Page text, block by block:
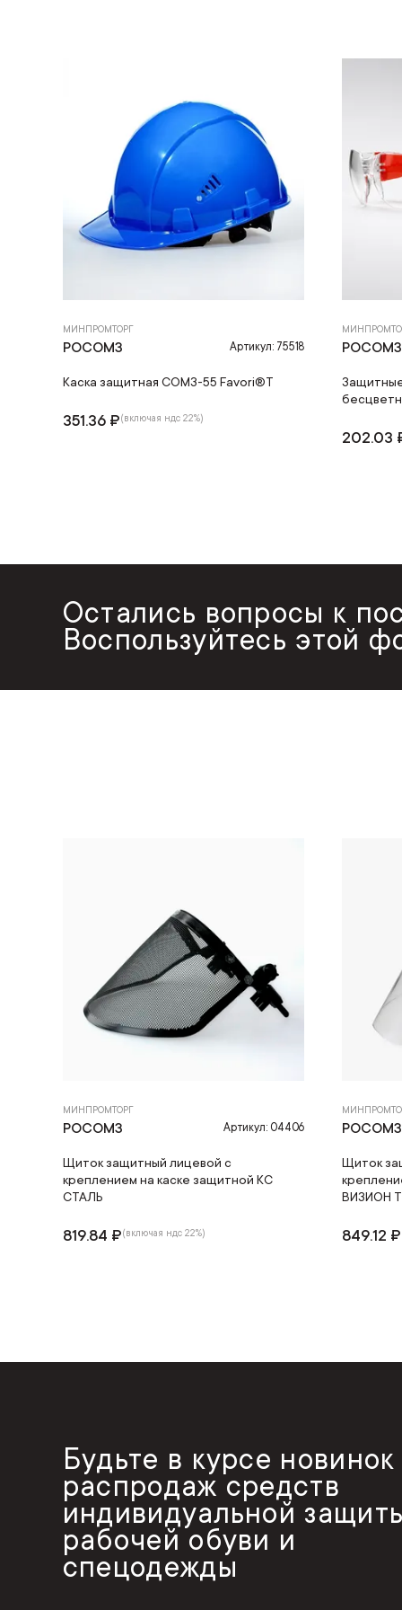
МИНПРОМТОРГ
РОСОМЗ Артикул: 75518
Каска защитная СОМЗ-55 Favori®T
351.36 ₽(включая ндс 22%)
РОСОМЗ
Защитные
202.03
Остались вопросы к
Воспользуйтесь этой
МИНПРОМТОРГ
РОСОМЗ Артикул: 04406
Щиток защитный лицевой с
креплением на каске защитной КС
СТАЛЬ
819.84 ₽(включая ндс 22%)
РОСОМЗ
Щиток
ВИЗИОН
849.12 ₽
Будьте в курсе
распродаж средств
индивидуальной
рабочей обуви и
спецодежды